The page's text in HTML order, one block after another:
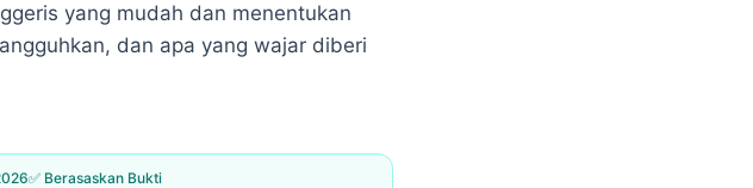
yang mudah dan menentukan
dan apa yang wajar diberi
✅ Berasaskan Bukti